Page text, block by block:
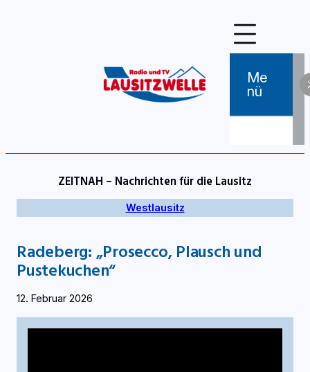
Me
Nü
ZEITNAH – Nachrichten für die Lausitz
Westlausitz
Radeberg: „Prosecco, Plausch und
Pustekuchen“
12. Februar 2026